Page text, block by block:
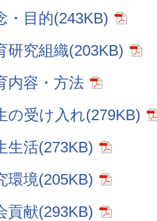
目的(243KB)
究組織(203KB)
容・方法
受け入れ(279KB)
活(273KB)
境(205KB)
献(293KB)